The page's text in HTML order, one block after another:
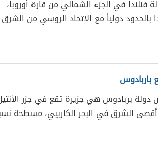
فنلندا في الجزء الشمالي من قارة أوروبا،
بالحدود دولياً مع الاتحاد الروسي من الشرق
باربادوس
دولة بربادوس هي جزيرة تقع في جزر
الشرق في البحر الكاريبي، مسطحة